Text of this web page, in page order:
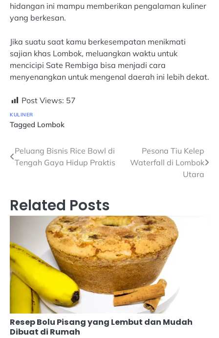
hidangan ini mampu memberikan pengalaman kuliner
yang berkesan.
Jika suatu saat kamu berkesempatan menikmati
sajian khas Lombok, meluangkan waktu untuk
mencicipi Sate Rembiga bisa menjadi cara
menyenangkan untuk mengenal daerah ini lebih dekat.
Post Views: 57
KULINER
Tagged Lombok
Navigasi
pos
Peluang Bisnis Rice Bowl di
Tengah Gaya Hidup Praktis
Pesona Tiu Kelep
Waterfall di Lombok
Utara
Related Posts
Resep Bolu Pisang yang Lembut dan Mudah
Dibuat di Rumah